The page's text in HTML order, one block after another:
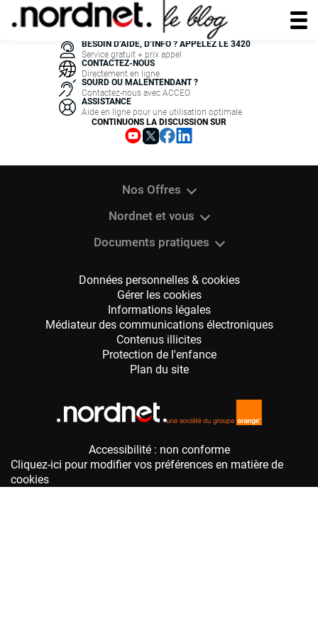
Accessibilité : non conforme
Cliquez-ici pour modifier vos préférences en matière de
cookies